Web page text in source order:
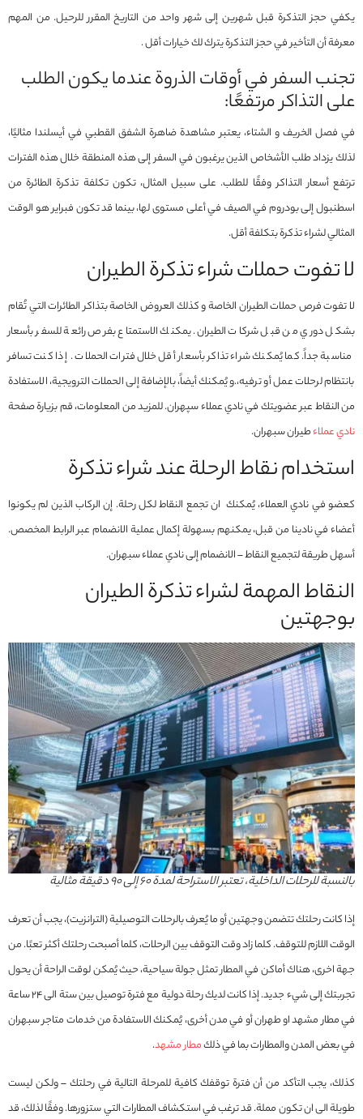
يكفي حجز التذكرة قبل شهرين إلى شهر واحد من التاريخ المقرر للرحيل. من المهم
معرفة أن التأخير في حجز التذكرة يترك لك خيارات أقل .
تجنب السفر في أوقات الذروة عندما يكون الطلب
على التذاكر مرتفعًا:
في فصل الخريف و الشتاء، يعتبر مشاهدة ضاهرة الشفق القطبي في أيسلندا مثاليًا،
لذلك يزداد طلب الأشخاص الذين يرغبون في السفر إلى هذه المنطقة خلال هذه الفترات
ترتفع أسعار التذاكر وفقًا للطلب. على سبيل المثال، تكون تكلفة تذكرة الطائرة من
اسطنبول إلى بودروم في الصيف في أعلى مستوى لها، بينما قد تكون فبراير هو الوقت
المثالي لشراء تذكرة بتكلفة أقل.
لا تفوت حملات شراء تذكرة الطیران
لا تفوت فرص حملات الطيران الخاصة و كذلك العروض الخاصة بتذاكر الطائرات التي تُقام
بشكل دوري من قبل شركات الطيران. يمكنك الاستمتاع بفرص رائعة للسفر بأسعار
مناسبة جداً. كما يُمكنك شراء تذاكر بأسعار أقل خلال فترات الحملات. إذا كنت تسافر
بانتظام لرحلات عمل أو ترفيه،.و يُمكنك أيضاً، بالإضافة إلى الحملات الترويجية، الاستفادة
من النقاط عبر عضويتك في نادي عملاء سپهران. للمزيد من المعلومات، قم بزيارة صفحة
نادي عملاءطيران سبهران.
استخدام نقاط الرحلة عند شراء تذكرة
كعضو في نادي العملاء، يُمكنك ان تجمع النقاط لكل رحلة. إن الركاب الذين لم يكونوا
أعضاء في نادينا من قبل، يمكنهم بسهولة إكمال عملية الانضمام عبر الرابط المخصص.
أسهل طريقة لتجميع النقاط – الانضمام إلى نادي عملاء سبهران.
النقاط المهمة لشراء تذكرة الطيران
بوجهتين
بالنسبة للرحلات الداخلية، تعتبر الاستراحة لمدة 60 إلى 90 دقيقة مثالية
إذا كانت رحلتك تتضمن وجهتين أو ما يُعرف بالرحلات التوصيلية (الترانزيت)، يجب أن تعرف
الوقت اللازم للتوقف. كلما زاد وقت التوقف بين الرحلات، كلما أصبحت رحلتك أكثر تعبًا. من
جهة اخرى، هناك أماكن في المطار تمثل جولة سياحية، حيث يُمكن لوقت الراحة أن يحول
تجربتك إلى شيء جديد. إذا كانت لديك رحلة دولية مع فترة توصيل بين ستة الى 24 ساعة
في مطار مشهد او طهران أو في مدن أخرى، يُمكنك الاستفادة من خدمات متاجر سبهران
في بعض المدن والمطارات بما في ذلكمطار مشهد.
كذلك، يجب التأكد من أن فترة توقفك كافية للمرحلة التالية في رحلتك – ولكن ليست
طويلة الى ان تكون مملة. قد ترغب في استكشاف المطارات التي ستزورها. وفقًا لذلك، قد